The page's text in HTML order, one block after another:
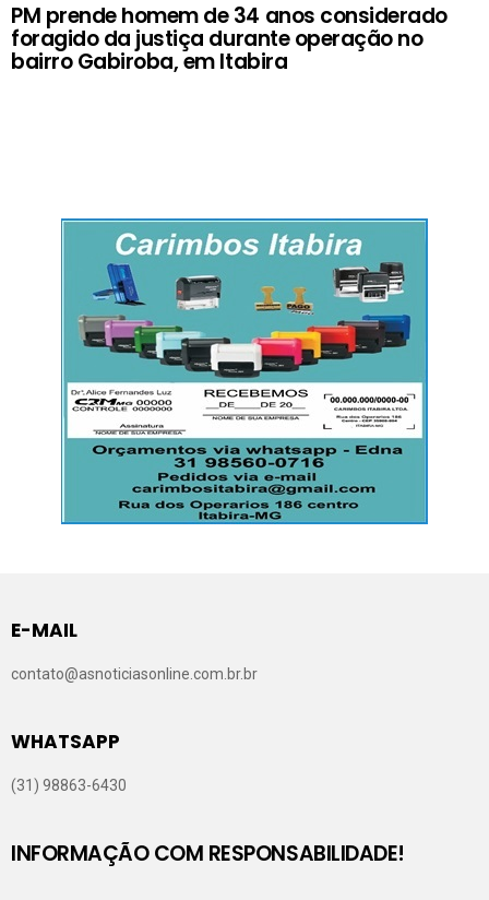
PM prende homem de 34 anos considerado
foragido da justiça durante operação no
bairro Gabiroba, em Itabira
E-MAIL
contato@asnoticiasonline.com.br.br
WHATSAPP
(31) 98863-6430
INFORMAÇÃO COM RESPONSABILIDADE!